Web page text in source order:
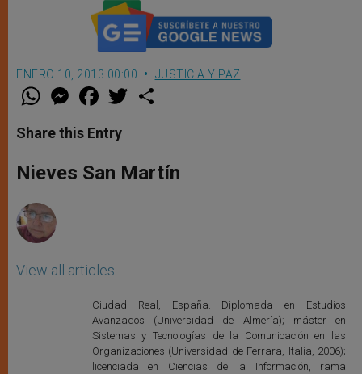
ENERO 10, 2013 00:00 JUSTICIA Y PAZ
W
t
s
p
p
M
e
s
e
g
e
F
a
e
b
o
k
w
r
Share this Entry
Nieves San Martín
View all articles
Ciudad Real, España. Diplomada en Estudios
Avanzados (Universidad de Almería); máster en
Sistemas y Tecnologías de la Comunicación en las
Organizaciones (Universidad de Ferrara, Italia, 2006);
licenciada en Ciencias de la Información, rama